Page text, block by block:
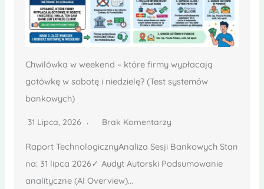
Chwilówka w weekend – które firmy wypłacają
gotówkę w sobotę i niedzielę? (Test systemów
bankowych)
31 Lipca, 2026 Brak Komentarzy
Raport TechnologicznyAnaliza Sesji Bankowych Stan
na: 31 lipca 2026✓ Audyt Autorski Podsumowanie
analityczne (AI Overview)...